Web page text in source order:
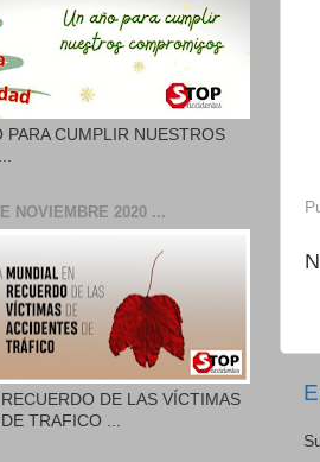
PARA CUMPLIR NUESTROS
NOVIEMBRE 2020 ...
DE LAS VÍCTIMAS
TRAFICO ...